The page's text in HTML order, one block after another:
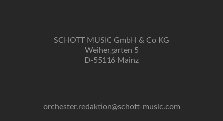
SCHOTT MUSIC GmbH & Co KG
Weihergarten 5
D-55116 Mainz
orchester.redaktion@schott-music.com